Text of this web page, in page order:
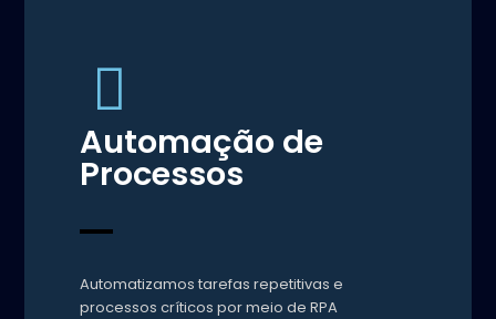
Automação de
Processos
Automatizamos tarefas repetitivas e
processos críticos por meio de RPA